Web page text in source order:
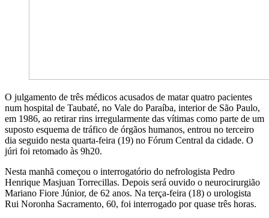
O julgamento de três médicos acusados de matar quatro pacientes
num hospital de Taubaté, no Vale do Paraíba, interior de São Paulo,
em 1986, ao retirar rins irregularmente das vítimas como parte de um
suposto esquema de tráfico de órgãos humanos, entrou no terceiro
dia seguido nesta quarta-feira (19) no Fórum Central da cidade. O
júri foi retomado às 9h20.
Nesta manhã começou o interrogatório do nefrologista Pedro
Henrique Masjuan Torrecillas. Depois será ouvido o neurocirurgião
Mariano Fiore Júnior, de 62 anos. Na terça-feira (18) o urologista
Rui Noronha Sacramento, 60, foi interrogado por quase três horas.